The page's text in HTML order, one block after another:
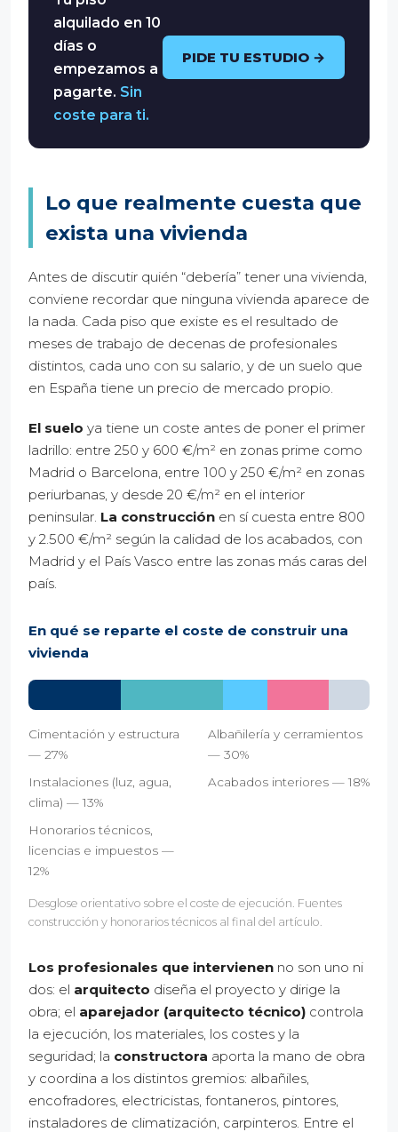
alquilado en 10
días o
empezamos a
pagarte. Sin
coste para ti.
PIDE TU ESTUDIO →
Lo que realmente cuesta que
exista una vivienda
Antes de discutir quién “debería” tener una vivienda,
conviene recordar que ninguna vivienda aparece de
la nada. Cada piso que existe es el resultado de
meses de trabajo de decenas de profesionales
distintos, cada uno con su salario, y de un suelo que
en España tiene un precio de mercado propio.
El suelo ya tiene un coste antes de poner el primer
ladrillo: entre 250 y 600 €/m² en zonas prime como
Madrid o Barcelona, entre 100 y 250 €/m² en zonas
periurbanas, y desde 20 €/m² en el interior
peninsular. La construcción en sí cuesta entre 800
y 2.500 €/m² según la calidad de los acabados, con
Madrid y el País Vasco entre las zonas más caras del
país.
En qué se reparte el coste de construir una
vivienda
Cimentación y estructura
— 27%
Albañilería y cerramientos
— 30%
Instalaciones (luz, agua,
clima) — 13%
Acabados interiores — 18%
Honorarios técnicos,
licencias e impuestos —
12%
Desglose orientativo sobre el coste de ejecución. Fuentes
construcción y honorarios técnicos al final del artículo.
Los profesionales que intervienen no son uno ni
dos: el arquitecto diseña el proyecto y dirige la
obra; el aparejador (arquitecto técnico) controla
la ejecución, los materiales, los costes y la
seguridad; la constructora aporta la mano de obra
y coordina a los distintos gremios: albañiles,
encofradores, electricistas, fontaneros, pintores,
instaladores de climatización, carpinteros. Entre el